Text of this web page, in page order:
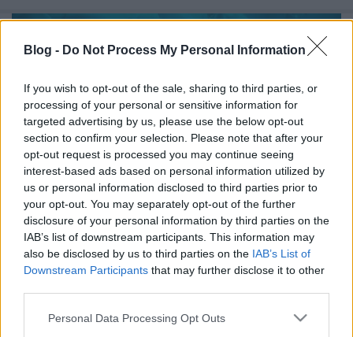
Blog - Do Not Process My Personal Information
If you wish to opt-out of the sale, sharing to third parties, or
processing of your personal or sensitive information for
targeted advertising by us, please use the below opt-out
section to confirm your selection. Please note that after your
opt-out request is processed you may continue seeing
interest-based ads based on personal information utilized by
us or personal information disclosed to third parties prior to
your opt-out. You may separately opt-out of the further
disclosure of your personal information by third parties on the
IAB’s list of downstream participants. This information may
also be disclosed by us to third parties on the IAB’s List of
Downstream Participants that may further disclose it to other
Please note that this website/app uses one or more Google
Personal Data Processing Opt Outs
A világ legkülönlegesebb helyei - III.
rész